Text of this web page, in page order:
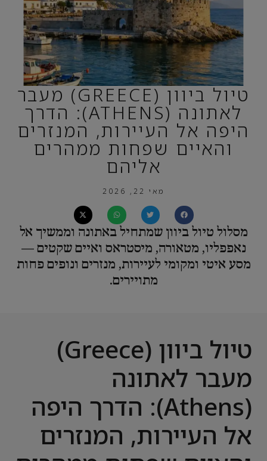
טיול ביוון (GREECE) מעבר
לאתונה (ATHENS): הדרך
היפה אל העיירות, המנזרים
והאיים שפחות ממהרים
אליהם
מאי 22, 2026
מסלול טיול ביוון שמתחיל באתונה וממשיך אל
נאפפליו, מטאורה, מיסטראס ואיים שקטים —
מסע איטי ומקומי לעיירות, מנזרים ונופים פחות
מתויירים.
טיול ביוון (Greece)
מעבר לאתונה
(Athens): הדרך היפה
אל העיירות, המנזרים